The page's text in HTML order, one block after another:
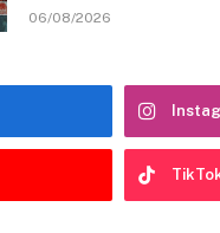
06/08/2026